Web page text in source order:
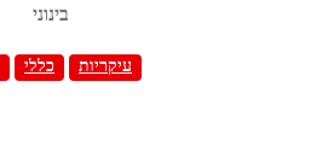
בינוני
כללי עיקריות